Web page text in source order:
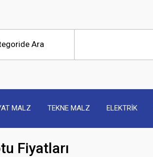
MALZ TEKNE MALZ ELEKTRİK
Fiyatları